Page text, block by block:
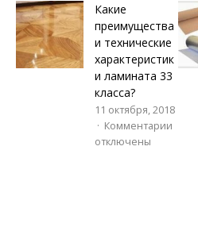
Какие
преимущества
и технические
характеристик
и ламината 33
класса?
11 октября, 2018
Комментарии
отключены